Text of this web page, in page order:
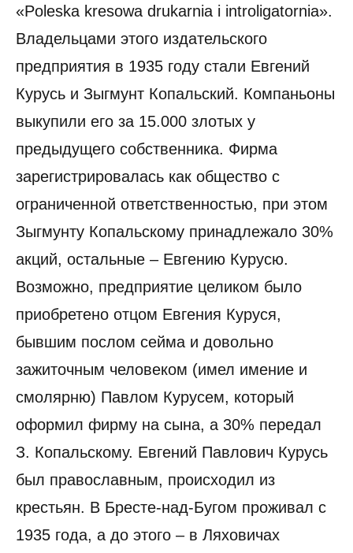
«Polеska kresowa drukarnia i introligatornia».
Владельцами этого издательского
предприятия в 1935 году стали Евгений
Курусь и Зыгмунт Копальский. Компаньоны
выкупили его за 15.000 злотых у
предыдущего собственника. Фирма
зарегистрировалась как общество с
ограниченной ответственностью, при этом
Зыгмунту Копальскому принадлежало 30%
акций, остальные – Евгению Курусю.
Возможно, предприятие целиком было
приобретено отцом Евгения Куруся,
бывшим послом сейма и довольно
зажиточным человеком (имел имение и
смолярню) Павлом Курусем, который
оформил фирму на сына, а 30% передал
З. Копальскому. Евгений Павлович Курусь
был православным, происходил из
крестьян. В Бресте-над-Бугом проживал с
1935 года, а до этого – в Ляховичах